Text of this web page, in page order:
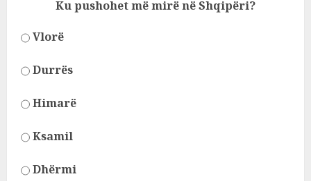
Ku pushohet më mirë në Shqipëri?
Vlorë
Durrës
Himarë
Ksamil
Dhërmi